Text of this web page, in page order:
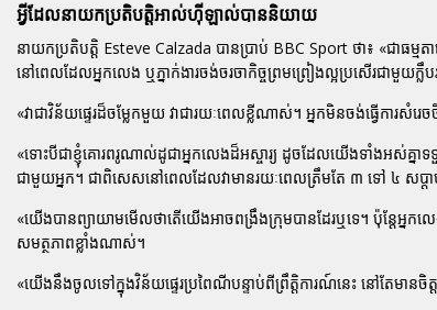
អ្វីដែលនាយកប្រតិបត្តិអាល់ហ៊ីឡាល់បាននិយាយ
នាយកប្រតិបត្តិ Esteve Calzada បានប្រាប់ BBC Sport ថា៖ «ជាធម្
នៅពេលដែលអ្នកលេង ឬភ្នាក់ងារចង់ចរចាកិច្ចព្រមព្រៀងល្អប្រសើរជាមួយក្លឹ
«វាជាវិន័យផ្ទេរដ៏ចម្លែកមួយ វាជារយៈពេលខ្លីណាស់។ អ្នកមិនចង់ធ្វើការសំ
«ទោះបីជាខ្ញុំគោរពរូណាល់ដូជាអ្នកលេងដ៏អស្ចារ្យ ដូចដែលយើងទាំងអស់គ្
ជាមួយអ្នក។ ជាពិសេសនៅពេលដែលវាមានរយៈពេលត្រឹមតែ ៣ ទៅ ៤ សប្ត
«យើងបានព្យាយាមមើលថាតើយើងអាចពង្រឹងក្រុមបានដែរឬទេ។ ប៉ុន្តែអ្
សមត្ថភាពខ្លាំងណាស់។
«យើងនឹងចូលទៅក្នុងវិន័យផ្ទេរប្រពៃណីបន្ទាប់ពីព្រឹត្តិការណ៍នេះ នៅតែមានចិត្